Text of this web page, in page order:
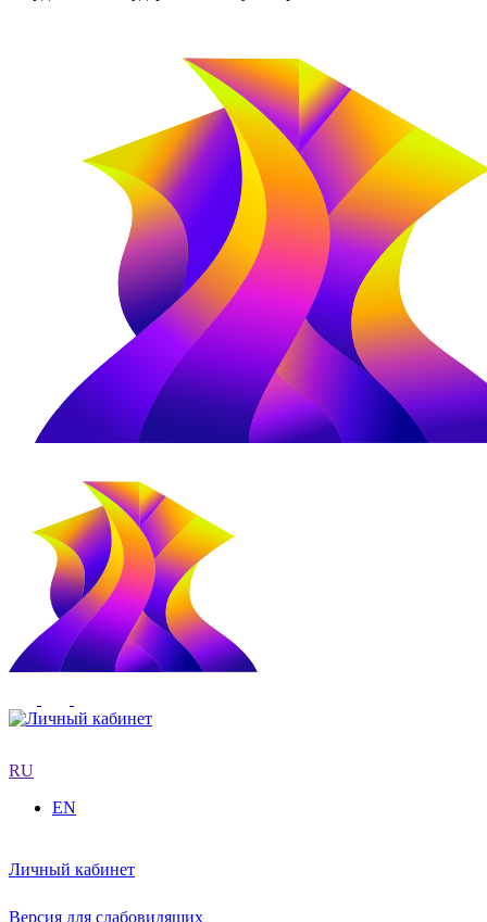
RU
EN
Личный кабинет
Версия для слабовидящих